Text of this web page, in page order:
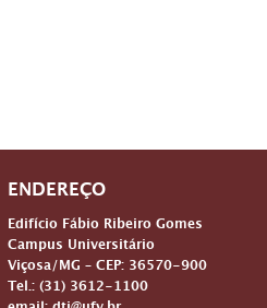
ENDEREÇO
Edifício Fábio Ribeiro Gomes
Campus Universitário
Viçosa/MG – CEP: 36570-900
Tel.: (31) 3612-1100